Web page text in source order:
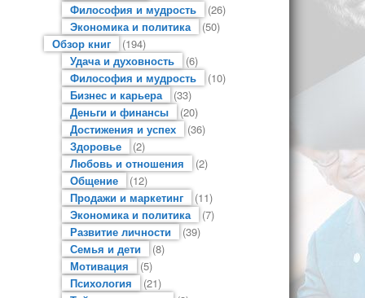
Философия и мудрость
(26)
Экономика и политика
(50)
Обзор книг
(194)
Удача и духовность
(6)
Философия и мудрость
(10)
Бизнес и карьера
(33)
Деньги и финансы
(20)
Достижения и успех
(36)
Здоровье
(2)
Любовь и отношения
(2)
Общение
(12)
Продажи и маркетинг
(11)
Экономика и политика
(7)
Развитие личности
(39)
Семья и дети
(8)
Мотивация
(5)
Психология
(21)